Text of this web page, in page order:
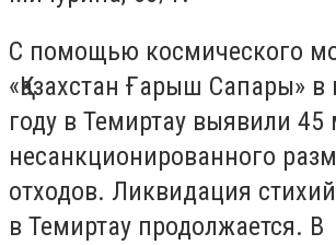
С помощью космического
«Қазахстан Ғарыш Сапары»
году в Темиртау выявили 45
несанкционированного
отходов. Ликвидация
в Темиртау продолжается. В